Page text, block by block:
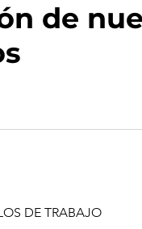
de
DE TRABAJO